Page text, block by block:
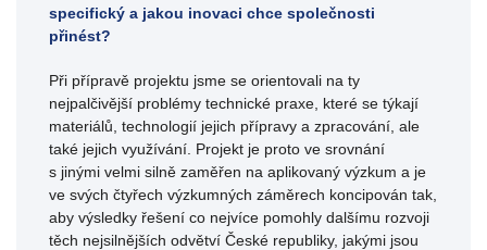
specifický a jakou inovaci chce společnosti
přinést?
Při přípravě projektu jsme se orientovali na ty
nejpalčivější problémy technické praxe, které se týkají
materiálů, technologií jejich přípravy a zpracování, ale
také jejich využívání. Projekt je proto ve srovnání
s jinými velmi silně zaměřen na aplikovaný výzkum a je
ve svých čtyřech výzkumných záměrech koncipován tak,
aby výsledky řešení co nejvíce pomohly dalšímu rozvoji
těch nejsilnějších odvětví České republiky, jakými jsou